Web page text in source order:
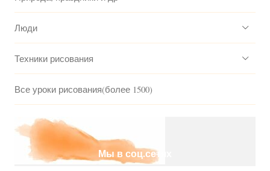
Люди
Техники рисования
Все уроки рисования(более 1500)
Мы в соц.сетях